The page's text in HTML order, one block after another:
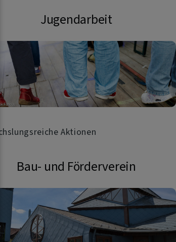
Jugendarbeit
Aktionen
Bau- und Förderverein